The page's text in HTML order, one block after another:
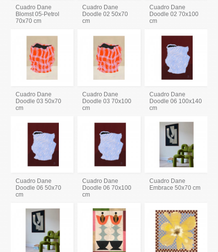
Cuadro Dane
Blomst 05-Petrol
70x70 cm
Cuadro Dane
Doodle 02 50x70
cm
Cuadro Dane
Doodle 02 70x100
cm
Cuadro Dane
Doodle 03 50x70
cm
Cuadro Dane
Doodle 03 70x100
cm
Cuadro Dane
Doodle 06 100x140
cm
Cuadro Dane
Doodle 06 50x70
cm
Cuadro Dane
Doodle 06 70x100
cm
Cuadro Dane
Embrace 50x70 cm